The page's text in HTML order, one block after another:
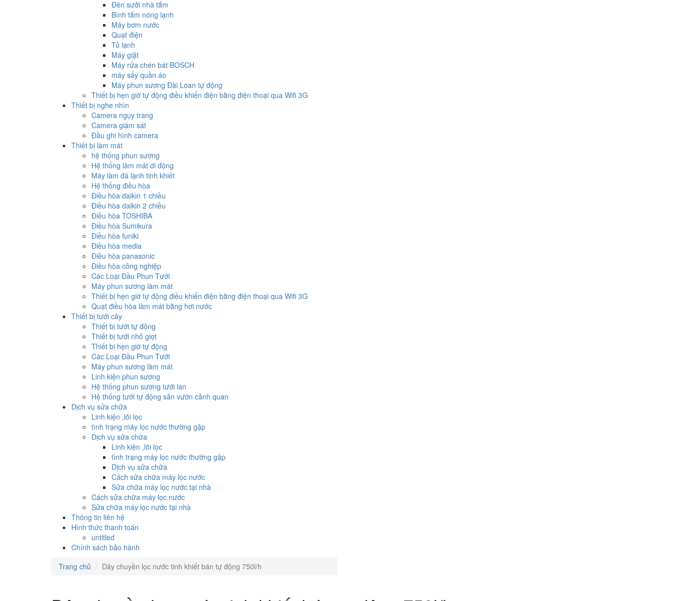
Đèn sưởi nhà tắm
Bình tắm nóng lạnh
Máy bơm nước
Quạt điện
Tủ lạnh
Máy giặt
Máy rửa chén bát BOSCH
máy sấy quần áo
Máy phun sương Đài Loan tự động
Thiết bị hẹn giờ tự động điều khiển điện bằng điện thoại qua Wifi 3G
Thiết bị nghe nhìn
Camera ngụy trang
Camera giám sát
Đầu ghi hình camera
Thiết bị làm mát
hệ thống phun sương
Hệ thống làm mát di động
Máy làm đá lạnh tinh khiết
Hệ thống điều hòa
Điều hòa daikin 1 chiều
Điều hòa daikin 2 chiều
Điều hòa TOSHIBA
Điều hòa Sumikura
Điều hòa funiki
Điều hòa media
Điều hòa panasonic
Điều hòa công nghiệp
Các Loại Đầu Phun Tưới
Máy phun sương làm mát
Thiết bị hẹn giờ tự động điều khiển điện bằng điện thoại qua Wifi 3G
Quạt điều hòa làm mát bằng hơi nước
Thiết bị tưới cây
Thiết bị tưới tự động
Thiết bị tưới nhỏ giọt
Thiết bị hẹn giờ tự động
Các Loại Đầu Phun Tưới
Máy phun sương làm mát
Linh kiện phun sương
Hệ thống phun sương tưới lan
Hệ thống tưới tự động sân vườn cảnh quan
Dịch vụ sửa chữa
Linh kiện ,lõi lọc
tình trạng máy lọc nước thường gặp
Dịch vụ sửa chữa
Linh kiện ,lõi lọc
tình trạng máy lọc nước thường gặp
Dịch vụ sửa chữa
Cách sửa chữa máy lọc nước
Sửa chữa máy lọc nước tại nhà
Cách sửa chữa máy lọc nước
Sửa chữa máy lọc nước tại nhà
Thông tin liên hệ
Hình thức thanh toán
untitled
Chính sách bảo hành
Trang chủ
Dây chuyền lọc nước tinh khiết bán tự động 750l/h